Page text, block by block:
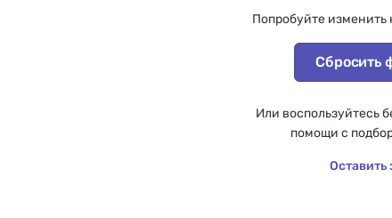
Попробуйте изменить
Сбросить
Или воспользуйтесь
помощи с
Оставить